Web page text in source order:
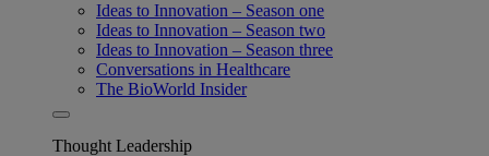
Ideas to Innovation – Season one
Ideas to Innovation – Season two
Ideas to Innovation – Season three
Conversations in Healthcare
The BioWorld Insider
Thought Leadership